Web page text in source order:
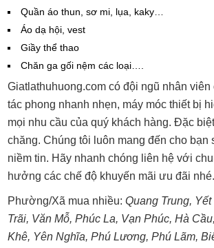
Quần áo thun, sơ mi, lụa, kaky…
Áo dạ hội, vest
Giầy thể thao
Chăn ga gối nệm các loại….
Giatlathuhuong.com có đội ngũ nhân viên
tác phong nhanh nhẹn, máy móc thiết bị
mọi nhu cầu của quý khách hàng. Đặc
chăng. Chúng tôi luôn mang đến cho bạn
niềm tin. Hãy nhanh chóng liên hệ với
hưởng các chế độ khuyến mãi ưu đãi nhé.
Phường/Xã mua nhiều:Quang Trung, Yết
Trãi, Văn Mỗ,Phúc La, Vạn Phúc,Hà Cầu
Khê, Yên Nghĩa,Phú Lương,Phú Lãm,